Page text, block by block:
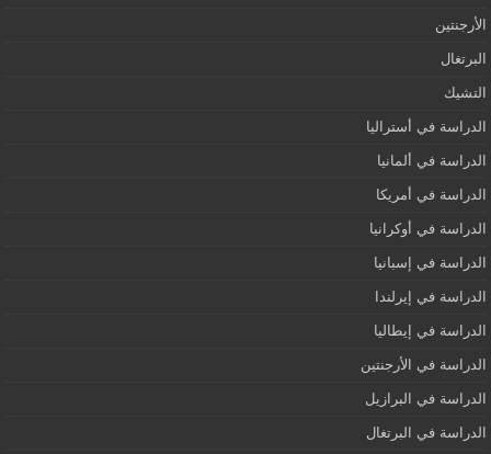
الأرجنتين
البرتغال
التشيك
الدراسة في أستراليا
الدراسة في ألمانيا
الدراسة في أمريكا
الدراسة في أوكرانيا
الدراسة في إسبانيا
الدراسة في إيرلندا
الدراسة في إيطاليا
الدراسة في الأرجنتين
الدراسة في البرازيل
الدراسة في البرتغال